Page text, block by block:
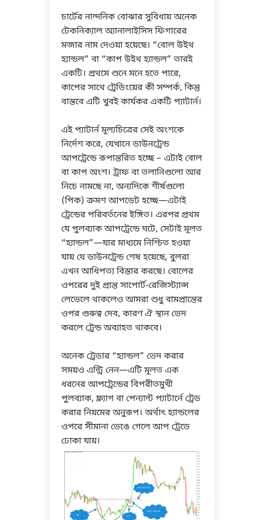
চার্টের নান্দনিক বোঝার সুবিধায় অনেক
টেকনিক্যাল অ্যানালাইসিস ফিগারের
মজার নাম দেওয়া হয়েছে। “বোল উইথ
হ্যান্ডল” বা “কাপ উইথ হ্যান্ডল” তারই
একটি। প্রথমে শুনে মনে হতে পারে,
কাপের সাথে ট্রেডিংয়ের কী সম্পর্ক, কিন্তু
বাস্তবে এটি খুবই কার্যকর একটি প্যাটার্ন।
এই প্যাটার্ন মূল্যচিত্রের সেই অংশকে
নির্দেশ করে, যেখানে ডাউনট্রেন্ড
আপট্রেন্ডে রূপান্তরিত হচ্ছে – এটাই বোল
বা কাপ অংশ। ট্রাফ বা তলানিগুলো আর
নিচে নামছে না, অন্যদিকে শীর্ষগুলো
(পিক) ক্রমশ আপডেট হচ্ছে—এটাই
ট্রেন্ডের পরিবর্তনের ইঙ্গিত। এরপর প্রথম
যে পুলব্যাক আপট্রেন্ডে ঘটে, সেটাই মূলত
“হ্যান্ডল”—যার মাধ্যমে নিশ্চিত হওয়া
যায় যে ডাউনট্রেন্ড শেষ হয়েছে, বুলরা
এখন আধিপত্য বিস্তার করছে। বোলের
ওপরের দুই প্রান্ত সাপোর্ট-রেজিস্ট্যান্স
লেভেলে থাকলেও আমরা শুধু বামপ্রান্তের
ওপর গুরুত্ব দেব, কারণ ঐ স্থান ভেদ
করলে ট্রেন্ড অব্যাহত থাকবে।
অনেক ট্রেডার “হ্যান্ডল” ভেদ করার
সময়ও এন্ট্রি নেন—এটি মূলত এক
ধরনের আপট্রেন্ডের বিপরীতমুখী
পুলব্যাক, ফ্ল্যাগ বা পেন্যান্ট প্যাটার্নে ট্রেড
করার নিয়মের অনুরূপ। অর্থাৎ হ্যান্ডলের
ওপরে সীমানা ভেঙে গেলে আপ ট্রেডে
ঢোকা যায়।